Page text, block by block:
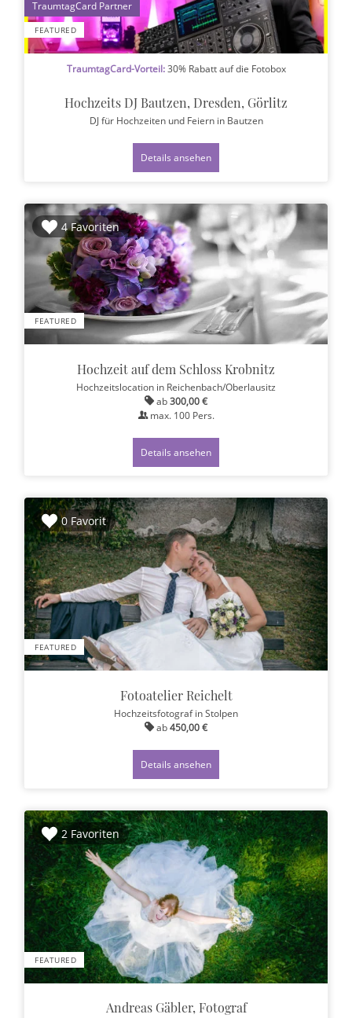
FEATURED
TraumtagCard-Vorteil:30% Rabatt auf die Fotobox
Hochzeits DJ Bautzen, Dresden, Görlitz
DJ für Hochzeiten und Feiern in Bautzen
Details ansehen
4 Favoriten
FEATURED
Hochzeit auf dem Schloss Krobnitz
Hochzeitslocation in Reichenbach/Oberlausitz
ab300,00 €
max. 100Pers.
Details ansehen
0 Favorit
FEATURED
Fotoatelier Reichelt
Hochzeitsfotografin Stolpen
ab450,00 €
Details ansehen
2 Favoriten
FEATURED
Andreas Gäbler, Fotograf